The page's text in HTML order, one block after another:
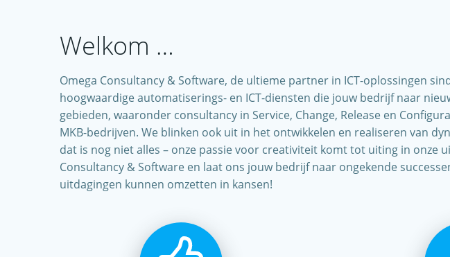
Welkom …
Omega Consultancy & Software, de ultieme partner in ICT-oplossingen
hoogwaardige automatiserings- en ICT-diensten die jouw bedrijf naar
gebieden, waaronder consultancy in Service, Change, Release en
MKB-bedrijven. We blinken ook uit in het ontwikkelen en realiseren van
dat is nog niet alles – onze passie voor creativiteit komt tot uiting in
Consultancy & Software en laat ons jouw bedrijf naar ongekende
uitdagingen kunnen omzetten in kansen!